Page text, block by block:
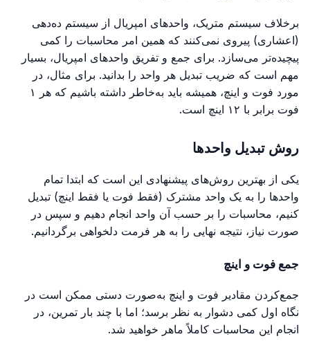
برخلاف سیستم متریک، واحدهای امپریال از سیستم ده‌دهی
(اعشاری) پیروی نمی‌کنند که همین امر محاسبات را کمی
پیچیده‌تر می‌سازد. برای جمع و تفریق واحدهای امپریال، بسیار
مهم است که ضریب تبدیل هر واحد را بدانید. برای مثال، در
مورد فوت و اینچ، همیشه باید به‌خاطر داشته باشیم که هر ۱
فوت برابر با ۱۲ اینچ است.
روش تبدیل واحدها
یکی از بهترین روش‌های پیشنهادی این است که ابتدا تمام
واحدها را به یک واحد مشترک (فقط فوت یا فقط اینچ) تبدیل
کنیم، محاسبات را بر حسب آن واحد انجام دهیم و سپس در
صورت نیاز، نتیجه نهایی را به هر فرمت دلخواهی برگردانیم.
جمع فوت و اینچ
جمع‌کردن مقادیر فوت و اینچ به‌صورت دستی ممکن است در
نگاه اول کمی دشوار به نظر برسد؛ اما با چند بار تمرین، در
انجام این محاسبات کاملاً ماهر خواهید شد.